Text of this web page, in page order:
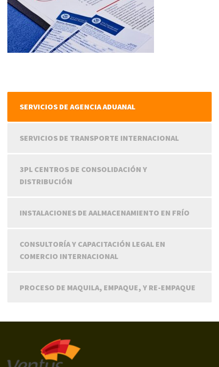
SERVICIOS DE AGENCIA ADUANAL
SERVICIOS DE TRANSPORTE INTERNACIONAL
3PL CENTROS DE CONSOLIDACIÓN Y
DISTRIBUCIÓN
INSTALACIONES DE AALMACENAMIENTO EN FRÍO
CONSULTORÍA Y CAPACITACIÓN LEGAL EN
COMERCIO INTERNACIONAL
PROCESO DE MAQUILA, EMPAQUE, Y RE-EMPAQUE